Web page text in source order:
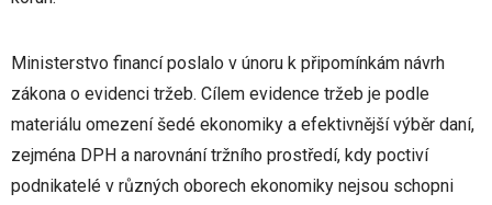
Ministerstvo financí poslalo v únoru k připomínkám návrh
zákona o evidenci tržeb. Cílem evidence tržeb je podle
materiálu omezení šedé ekonomiky a efektivnější výběr daní,
zejména DPH a narovnání tržního prostředí, kdy poctiví
podnikatelé v různých oborech ekonomiky nejsou schopni